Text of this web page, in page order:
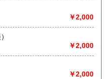
185円
行っています。査定及び出
ばお伺いいたします。ご連
￥2,000
）
￥2,000
￥2,000